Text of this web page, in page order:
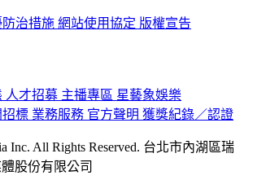
治措施 網站使用協定 版權宣告
人才招募 主播專區 星藝象娛樂
標 業務服務 官方聲明 獲獎紀錄／認證
Inc. All Rights Reserved. 台北市內湖區瑞
股份有限公司